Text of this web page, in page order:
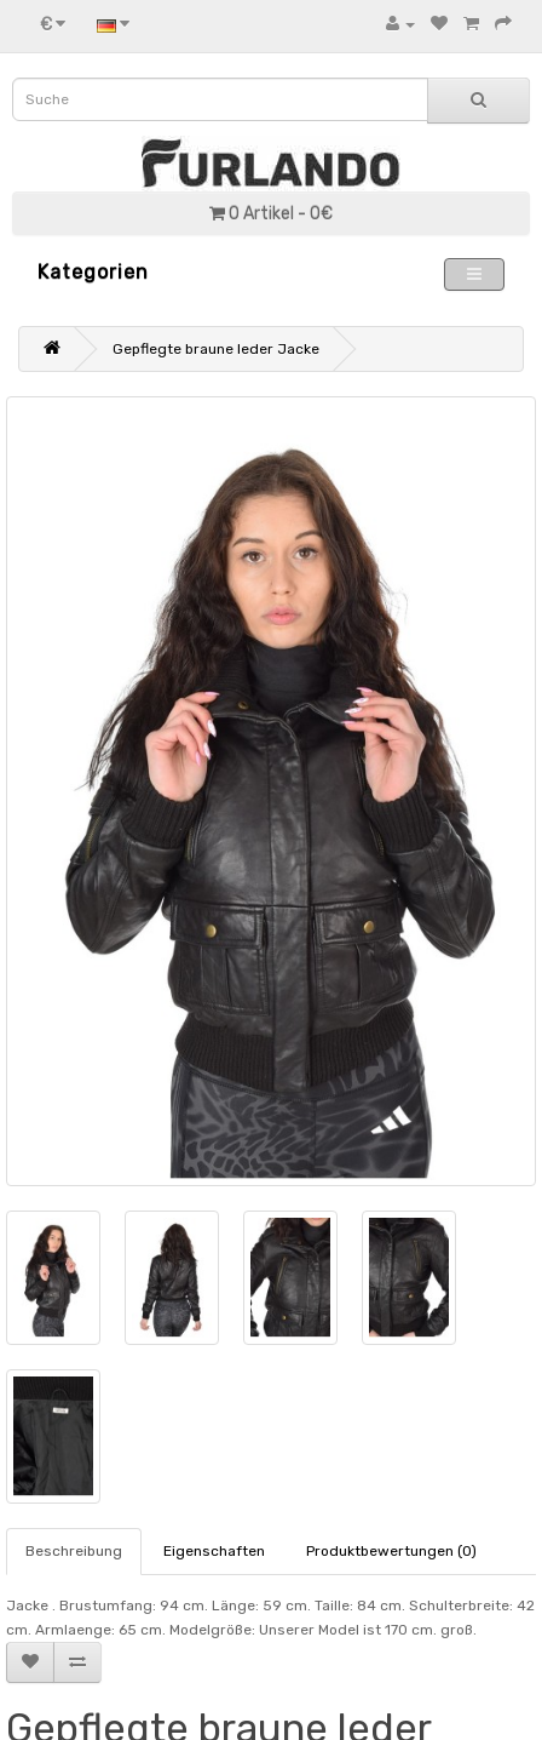
€
0 Artikel - 0€
Kategorien
Gepflegte braune leder Jacke
Beschreibung Eigenschaften Produktbewertungen (0)
Jacke . Brustumfang: 94 cm. Länge: 59 cm. Taille: 84 cm. Schulterbreite: 42
cm. Armlaenge: 65 cm. Modelgröße: Unserer Model ist 170 cm. groß.
Gepflegte braune leder